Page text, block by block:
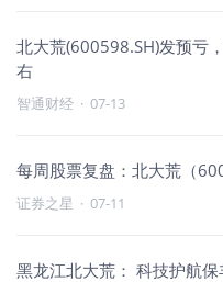
北大荒(600598.SH)发预亏
右
智通财经 · 07-13
每周股票复盘：北大荒（
证券之星 · 07-11
黑龙江北大荒： 科技护航保